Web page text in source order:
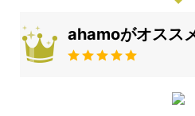
ahamoがオスス